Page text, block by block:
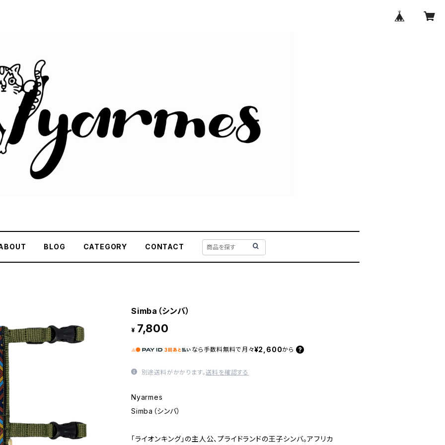
BLOG CATEGORY CONTACT
Simba（シンバ）
¥ 7,800
なら 手数料無料で 月々¥2,600から
別途送料がかかります。送料を確認する
Nyarmes
Simba（シンバ）
「ライオンキング」の主人公、プライドランドの王子シンバ。アフリカ